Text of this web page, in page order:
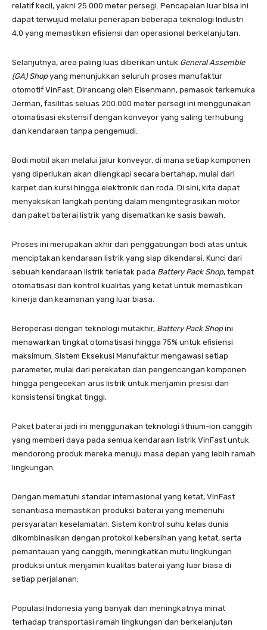
relatif kecil, yakni 25.000 meter persegi. Pencapaian luar bisa ini
dapat terwujud melalui penerapan beberapa teknologi Industri
4.0 yang memastikan efisiensi dan operasional berkelanjutan.
Selanjutnya, area paling luas diberikan untuk General Assemble
(GA) Shop yang menunjukkan seluruh proses manufaktur
otomotif VinFast. Dirancang oleh Eisenmann, pemasok terkemuka
Jerman, fasilitas seluas 200.000 meter persegi ini menggunakan
otomatisasi ekstensif dengan konveyor yang saling terhubung
dan kendaraan tanpa pengemudi.
Bodi mobil akan melalui jalur konveyor, di mana setiap komponen
yang diperlukan akan dilengkapi secara bertahap, mulai dari
karpet dan kursi hingga elektronik dan roda. Di sini, kita dapat
menyaksikan langkah penting dalam mengintegrasikan motor
dan paket baterai listrik yang disematkan ke sasis bawah.
Proses ini merupakan akhir dari penggabungan bodi atas untuk
menciptakan kendaraan listrik yang siap dikendarai. Kunci dari
sebuah kendaraan listrik terletak pada Battery Pack Shop, tempat
otomatisasi dan kontrol kualitas yang ketat untuk memastikan
kinerja dan keamanan yang luar biasa.
Beroperasi dengan teknologi mutakhir, Battery Pack Shop ini
menawarkan tingkat otomatisasi hingga 75% untuk efisiensi
maksimum. Sistem Eksekusi Manufaktur mengawasi setiap
parameter, mulai dari perekatan dan pengencangan komponen
hingga pengecekan arus listrik untuk menjamin presisi dan
konsistensi tingkat tinggi.
Paket baterai jadi ini menggunakan teknologi lithium-ion canggih
yang memberi daya pada semua kendaraan listrik VinFast untuk
mendorong produk mereka menuju masa depan yang lebih ramah
lingkungan.
Dengan mematuhi standar internasional yang ketat, VinFast
senantiasa memastikan produksi baterai yang memenuhi
persyaratan keselamatan. Sistem kontrol suhu kelas dunia
dikombinasikan dengan protokol kebersihan yang ketat, serta
pemantauan yang canggih, meningkatkan mutu lingkungan
produksi untuk menjamin kualitas baterai yang luar biasa di
setiap perjalanan.
Populasi Indonesia yang banyak dan meningkatnya minat
terhadap transportasi ramah lingkungan dan berkelanjutan